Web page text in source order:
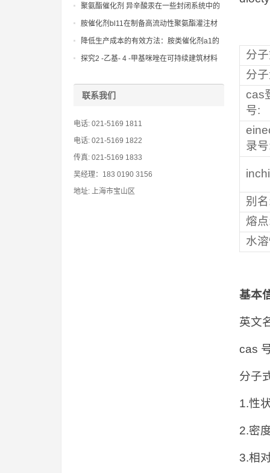
分
分
cas
号:
录
别
熔
水
基本
英文
cas
分子
1.性
2.密
3.相
中的应用实践
聚氨酯催化剂 异辛酸汞在一些封闭系统中的
安全操作指南
胺催化剂bl11在制备高流动性聚氨酯灌注材
料中的应用
降低生产成本的有效方法：胺类催化剂a1的
技术突破
探究2 -乙基- 4 -甲基咪唑在可持续建筑材料
联系我们
电话: 021-5169 1811
电话: 021-5169 1822
传真: 021-5169 1833
吴经理：183 0190 3156
地址: 上海市宝山区